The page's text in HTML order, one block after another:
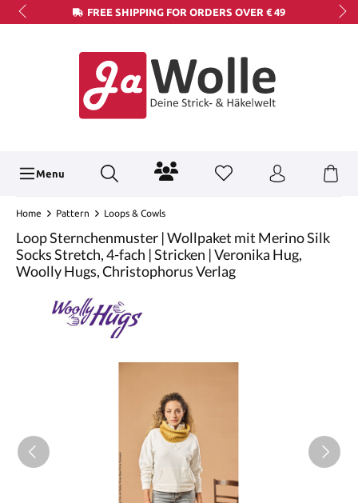
FREE SHIPPING FOR ORDERS OVER € 49
Menu
Home Pattern Loops & Cowls
Loop Sternchenmuster | Wollpaket mit Merino Silk
Socks Stretch, 4-fach | Stricken | Veronika Hug,
Woolly Hugs, Christophorus Verlag